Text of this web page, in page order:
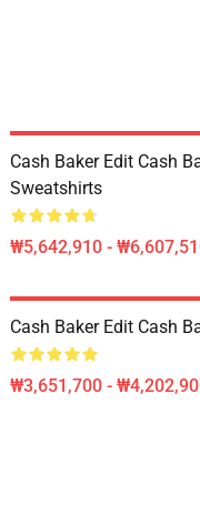
Cash Baker Edit Cash
Sweatshirts
₩5,642,910 -
Cash Baker Edit Cash
₩3,651,700 -